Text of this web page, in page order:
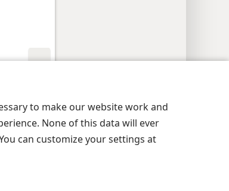
to make our website work and
None of this data will ever
can customize your settings at